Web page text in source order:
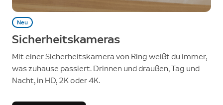
Neu
Sicherheitskameras
Mit einer Sicherheitskamera von Ring weißt du immer,
was zuhause passiert. Drinnen und draußen, Tag und
Nacht, in HD, 2K oder 4K.